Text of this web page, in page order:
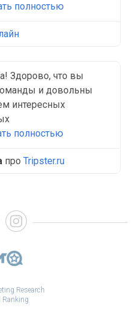
полностью
Здорово, что вы
и довольны
интересных
полностью
про Tripster.ru
Research
Ranking